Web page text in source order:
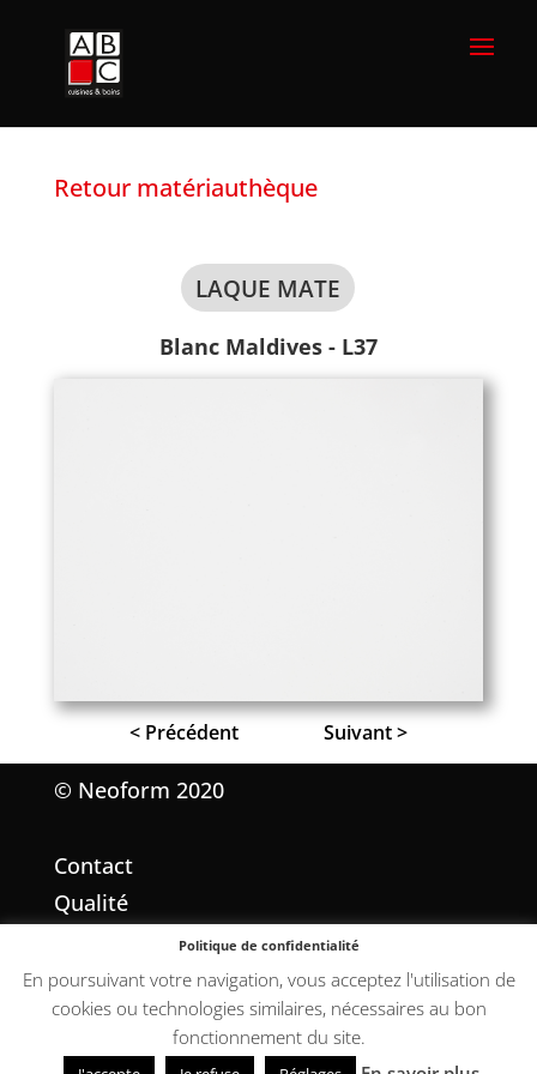
Retour matériauthèque
LAQUE MATE
Blanc Maldives - L37
< Précédent Suivant >
© Neoform 2020
Contact
Qualité
Mentions légales
Conditions Générales de Vente
Politique de confidentialité
En poursuivant votre navigation, vous acceptez l'utilisation de
cookies ou technologies similaires, nécessaires au bon
fonctionnement du site.